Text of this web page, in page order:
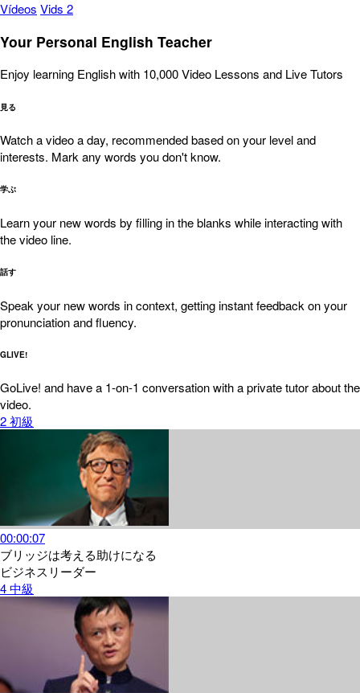
Vídeos Vids 2
Your Personal English Teacher
Enjoy learning English with 10,000 Video Lessons and Live Tutors
見る
Watch a video a day, recommended based on your level and
interests. Mark any words you don't know.
学ぶ
Learn your new words by filling in the blanks while interacting with
the video line.
話す
Speak your new words in context, getting instant feedback on your
pronunciation and fluency.
GLIVE!
GoLive! and have a 1-on-1 conversation with a private tutor about the
video.
2初級
00:00:07
ブリッジは考える助けになる
ビジネスリーダー
4中級